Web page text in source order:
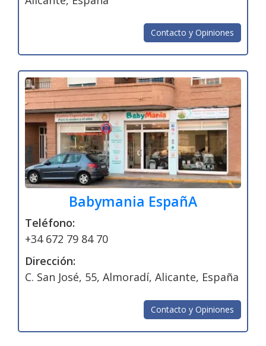
Contacto y Opiniones
Babymania EspañA
Teléfono:
+34 672 79 84 70
Dirección:
C. San José, 55, Almoradí, Alicante, España
Contacto y Opiniones